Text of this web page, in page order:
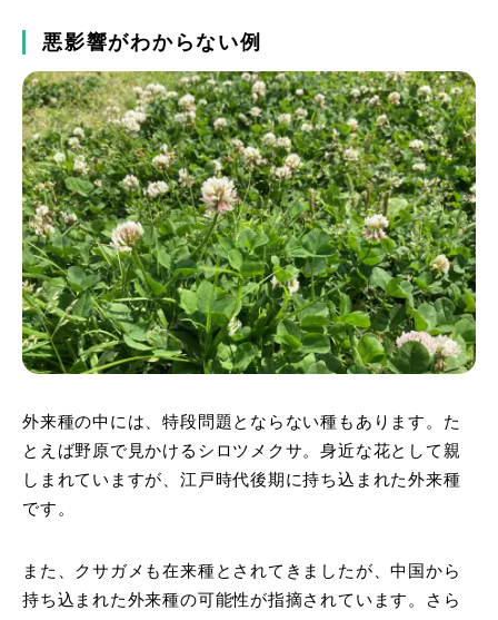
悪影響がわからない例
外来種の中には、特段問題とならない種もあります。た
とえば野原で見かけるシロツメクサ。身近な花として親
しまれていますが、江戸時代後期に持ち込まれた外来種
です。
また、クサガメも在来種とされてきましたが、中国から
持ち込まれた外来種の可能性が指摘されています。さら